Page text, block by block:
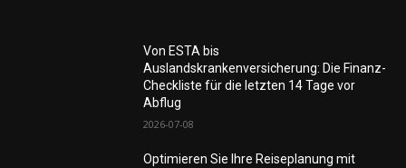
Von ESTA bis
Auslandskrankenversicherung: Die Finanz-
Checkliste für die letzten 14 Tage vor
Abflug
2026-07-08
Optimieren Sie Ihre Reiseplanung mit